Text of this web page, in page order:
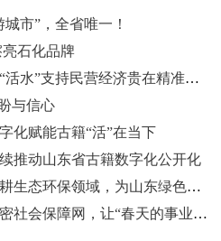
市”，全省唯一！
石化品牌
山东省政协委员李峰：金融“活水”支持民营经济贵在精准滴灌
与信心
化赋能古籍“活”在当下
推动山东省古籍数字化公开化
山东省政协委员何超欣：深耕生态环保领域，为山东绿色高质量发展添砖加瓦
山东省政协委员张文涛：织密社会保障网，让“春天的事业”更温暖